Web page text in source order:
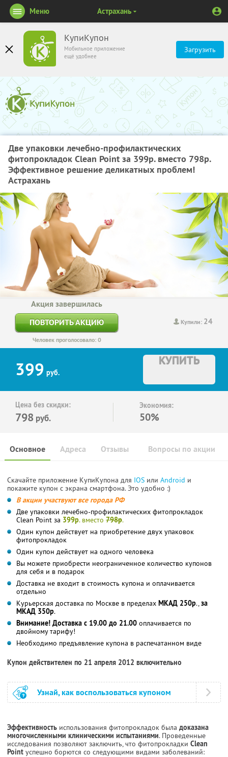
КупиКупон
Мобильное приложение
ещё удобнее
Загрузить
Меню Астрахань
Две упаковки лечебно-профилактических
фитопрокладок Clean Point за 399р. вместо 798р.
Эффективное решение деликатных проблем!
Астрахань
Купили: 24
Акция завершилась
ПОВТОРИТЬ АКЦИЮ
Человек проголосовало: 0
399 руб.
КУПИТЬ
Цена без скидки:
798 руб.
Экономия:
50%
Основное Отзывы Вопросы по акции
Адреса
Скачайте приложение КупиКупона для IOS или Android и
покажите купон с экрана смартфона. Это удобно :)
В акции участвуют все города РФ
Две упаковки лечебно-профилактических фитопрокладок
Clean Point за 399р. вместо 798р.
Один купон действует на приобретение двух упаковок
фитопрокладок
Один купон действует на одного человека
Вы можете приобрести неограниченное количество купонов
для себя и в подарок
Доставка не входит в стоимость купона и оплачивается
отдельно
Курьерская доставка по Москве в пределах МКАД 250р.,за
МКАД 350р.
Внимание! Доставка с 19.00 до 21.00 оплачивается по
двойному тарифу!
Необходимо предъявление купона в распечатанном виде
Купон действителен по 21 апреля 2012 включительно
Узнай, как воспользоваться купоном
Эффективность использования фитопрокладок была доказана
многочисленными клиническими испытаниями. Проведенные
исследования позволяют заключить, что фитопрокладки Clean
Point успешно борются со следующими видами заболеваний: